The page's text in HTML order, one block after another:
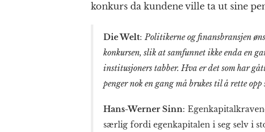
konkurs da kundene ville ta ut sine
Die Welt: Politikerne og finans­bransjen
konkursen, slik at samfunnet ikke enda en
institusjoners tabber. Hva er det som har
penger nok en gang må brukes til å rette
Hans-Werner Sinn:
særlig fordi egen­kapitalen i seg selv i